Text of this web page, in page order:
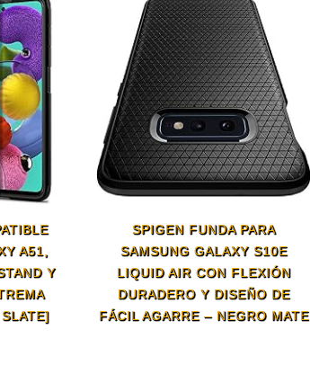
A51,
Y
SPIGEN FUNDA PARA
SAMSUNG GALAXY S10E
LIQUID AIR CON FLEXIÓN
DURADERO Y DISEÑO DE
FÁCIL AGARRE – NEGRO MATE